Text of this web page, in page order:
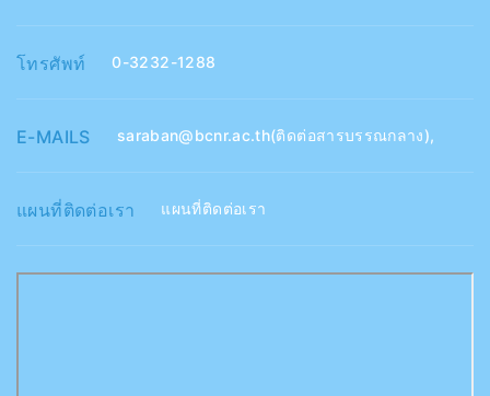
โทรศัพท์ 0-3232-1288
E-MAILS saraban@bcnr.ac.th(ติดต่อสารบรรณกลาง),
แผนที่ติดต่อเรา แผนที่ติดต่อเรา